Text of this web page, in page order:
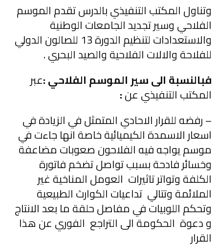
وتناول المكتب التنفيذي بالدرس تقدم الموسم
الفلاحي وسير تجديد الجامعات الوطنية
والاستعدادات لتنظيم الدورة 13 للصالون الدولي
للفلاحة والالات الفلاحية والصيد البحري .
فبالنسبة الى سير الموسم الفلاحي :عبر
المكتب التنفيذي عن:
– رفضه للقرار الاحادي المتمثل في الزيادة في
اسعار الاسمدة الكيميائية خاصة انها جاءت في
موسم يواجه فيه الفلاحون صعوبات مضاعفة
وخسائر فادحة بسبب تواصل تضخم فاتورة
الكلفة وتواتر تاثيرات العومل المناخية غير
الملائمة وتتالي تداعيات الكوارث الطبيعية
وتحكم اللوبيات في مفاصل حلقة ما بعد الانتاج
و دعوة الحكومة الى التراجع الفوري عن هذا
القرار